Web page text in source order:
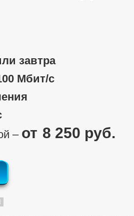
завтра
Мбит/c
‒
8 250 руб.